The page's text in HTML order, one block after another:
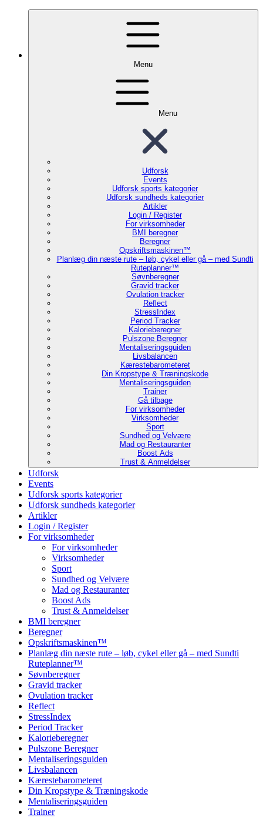
Menu
Menu
Udforsk
Events
Udforsk sports kategorier
Udforsk sundheds kategorier
Artikler
Login / Register
For virksomheder
BMI beregner
Beregner
Opskriftsmaskinen™
Planlæg din næste rute – løb, cykel eller gå – med Sundti
Ruteplanner™
Søvnberegner
Gravid tracker
Ovulation tracker
Reflect
StressIndex
Period Tracker
Kalorieberegner
Pulszone Beregner
Mentaliseringsguiden
Livsbalancen
Kærestebarometeret
Din Kropstype & Træningskode
Mentaliseringsguiden
Trainer
Gå tilbage
For virksomheder
Virksomheder
Sport
Sundhed og Velvære
Mad og Restauranter
Boost Ads
Trust & Anmeldelser
Udforsk
Events
Udforsk sports kategorier
Udforsk sundheds kategorier
Artikler
Login / Register
For virksomheder
For virksomheder
Virksomheder
Sport
Sundhed og Velvære
Mad og Restauranter
Boost Ads
Trust & Anmeldelser
BMI beregner
Beregner
Opskriftsmaskinen™
Planlæg din næste rute – løb, cykel eller gå – med Sundti
Ruteplanner™
Søvnberegner
Gravid tracker
Ovulation tracker
Reflect
StressIndex
Period Tracker
Kalorieberegner
Pulszone Beregner
Mentaliseringsguiden
Livsbalancen
Kærestebarometeret
Din Kropstype & Træningskode
Mentaliseringsguiden
Trainer